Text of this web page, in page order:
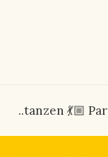
..tanzen 💃🏼